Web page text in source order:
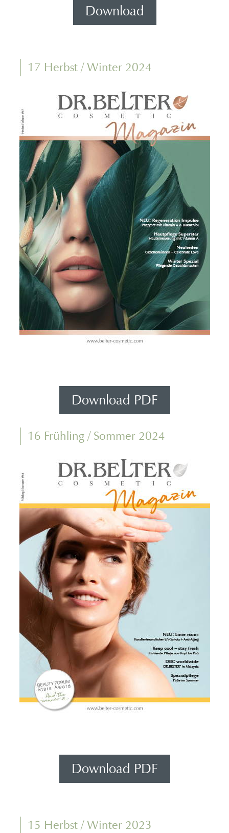
Download
17 Herbst / Winter 2024
Download PDF
16 Frühling / Sommer 2024
Download PDF
15 Herbst / Winter 2023